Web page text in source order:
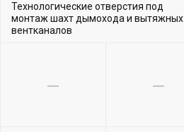
Технологические отверстия под
монтаж шахт дымохода и вытяжных
вентканалов